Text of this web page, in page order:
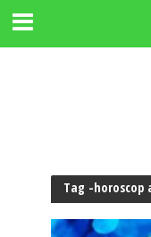
Tag -horoscop